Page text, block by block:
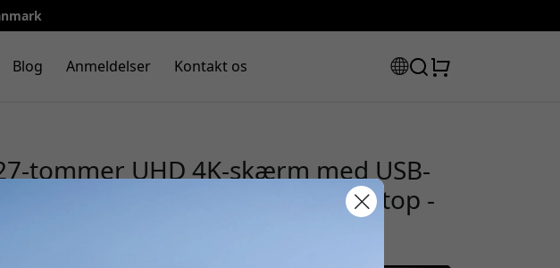
Blog Anmeldelser Kontakt os
tommer UHD 4K-skærm med USB-
og justerbart stativ til laptop -